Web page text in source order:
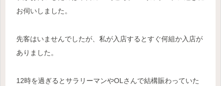
お伺いしました。
先客はいませんでしたが、私が入店するとすぐ何組か入店が
ありました。
12時を過ぎるとサラリーマンやOL さんで結構賑わっていた